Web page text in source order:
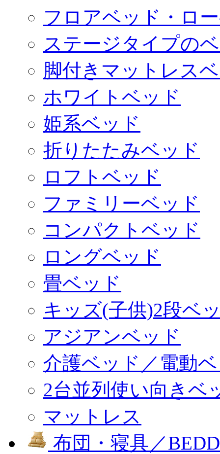
フロアベッド・ロ
ステージタイプの
脚付きマットレス
ホワイトベッド
姫系ベッド
折りたたみベッド
ロフトベッド
ファミリーベッド
コンパクトベッド
ロングベッド
畳ベッド
キッズ(子供)2段ベ
アジアンベッド
介護ベッド／電動
2台並列使い向きベ
マットレス
布団・寝具／